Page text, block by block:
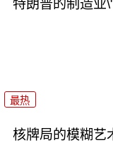
特朗普的制造业
最热
核牌局的模糊艺